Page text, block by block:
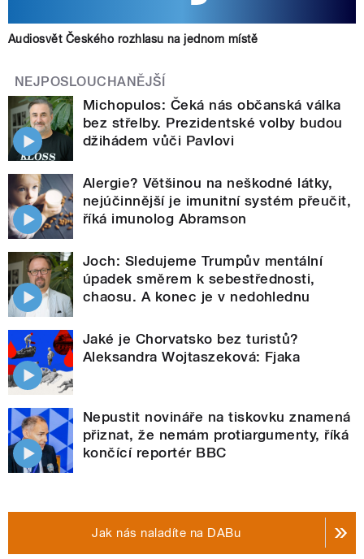
Audiosvět Českého rozhlasu na jednom místě
NEJPOSLOUCHANĚJŠÍ
Michopulos: Čeká nás občanská válka
bez střelby. Prezidentské volby budou
džihádem vůči Pavlovi
Alergie? Většinou na neškodné látky,
nejúčinnější je imunitní systém přeučit,
říká imunolog Abramson
Joch: Sledujeme Trumpův mentální
úpadek směrem k sebestřednosti,
chaosu. A konec je v nedohlednu
Jaké je Chorvatsko bez turistů?
Aleksandra Wojtaszeková: Fjaka
Nepustit novináře na tiskovku znamená
přiznat, že nemám protiargumenty, říká
končící reportér BBC
Jak nás naladíte na DABu